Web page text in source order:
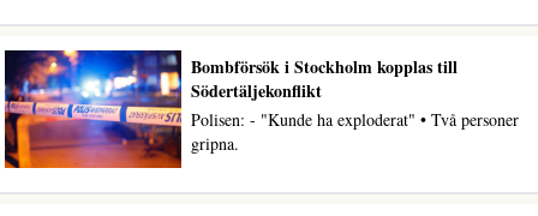
Bombförsök i Stockholm kopplas till
Södertäljekonflikt
Polisen: - "Kunde ha exploderat" • Två personer
gripna.